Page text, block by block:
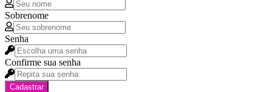
Sobrenome
Senha
Confirme sua senha
Cadastrar